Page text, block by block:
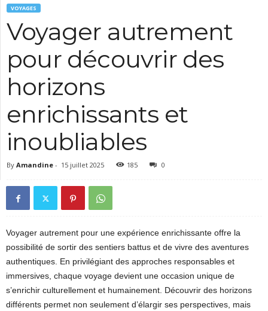
VOYAGES
Voyager autrement
pour découvrir des
horizons
enrichissants et
inoubliables
By Amandine - 15 juillet 2025 185 0
Voyager autrement pour une expérience enrichissante offre la
possibilité de sortir des sentiers battus et de vivre des aventures
authentiques. En privilégiant des approches responsables et
immersives, chaque voyage devient une occasion unique de
s’enrichir culturellement et humainement. Découvrir des horizons
différents permet non seulement d’élargir ses perspectives, mais